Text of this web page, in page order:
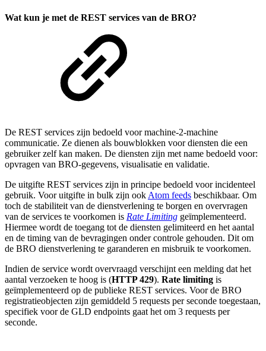
Wat kun je met de REST services van de BRO?
De REST services zijn bedoeld voor machine-2-machine
communicatie. Ze dienen als bouwblokken voor diensten die een
gebruiker zelf kan maken. De diensten zijn met name bedoeld voor:
opvragen van BRO-gegevens, visualisatie en validatie.
De uitgifte REST services zijn in principe bedoeld voor incidenteel
gebruik. Voor uitgifte in bulk zijn ook Atom feeds beschikbaar. Om
toch de stabiliteit van de dienstverlening te borgen en overvragen
van de services te voorkomen is Rate Limiting geïmplementeerd.
Hiermee wordt de toegang tot de diensten gelimiteerd en het aantal
en de timing van de bevragingen onder controle gehouden. Dit om
de BRO dienstverlening te garanderen en misbruik te voorkomen.
Indien de service wordt overvraagd verschijnt een melding dat het
aantal verzoeken te hoog is (HTTP 429). Rate limiting is
geïmplementeerd op de publieke REST services. Voor de BRO
registratieobjecten zijn gemiddeld 5 requests per seconde toegestaan,
specifiek voor de GLD endpoints gaat het om 3 requests per
seconde.